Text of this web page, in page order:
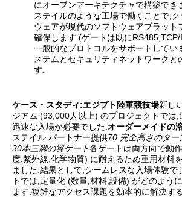
にオープンアーキテクチャで構築でき
ステイルのような工場で働くことで,
ウェアが現代のソフトウェアプラット
確保します (ゲートは既に
一般的なプロトコルをサポートしてい
ステムとセキュリティネットワークと
す.
ケース・スタディ:エジプト陸軍競技場新し
ジアム (93,000人以上) のプロジェクトでは,
迅速な入場が必要でした. オーダーメイドの
ステイル パートナー提供70 完全高さのター
30本三脚の翼ゲート各ゲートは両方向で動
度,紫外線,化学物質) に耐えるため重用材料
ました.結果として,シームレスな入場体験で
トでは,定量化 (数量,材料,設備) がどのよう
ます.複雑なアクセス課題を効率的に解決す